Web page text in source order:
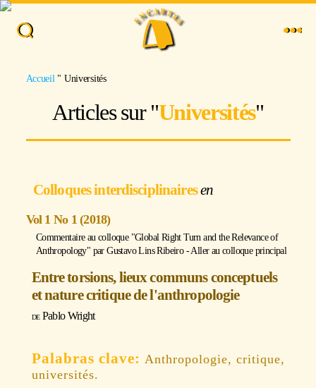
Accueil " Universités
Articles sur "Universités"
Colloques interdisciplinaires
Vol 1 No 1 (2018)
Commentaire au colloque "Global Right Turn and the Relevance of
Anthropology" parGustavo Lins Ribeiro-Aller au colloque principal
Entre torsions, lieux communs conceptuels
et nature critique de l'anthropologie
Pablo Wright
Anthropologie, critique,
universités.